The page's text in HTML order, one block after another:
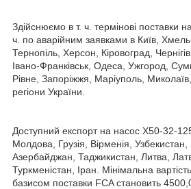
Здійснюємо в т. ч. термінові поставки
ч. по аварійним заявками в Київ,
Тернопіль, Херсон, Кіровоград,
Івано-Франківськ, Одеса, Ужгород,
Рівне, Запоріжжя, Маріуполь,
регіони України.
Доступний експорт на насос Х50-32-
Молдова, Грузія, Вірменія, Узбекистан,
Азербайджан, Таджикистан, Литва,
Туркменістан, Іран. Мінімальна
базисом поставки FCA становить